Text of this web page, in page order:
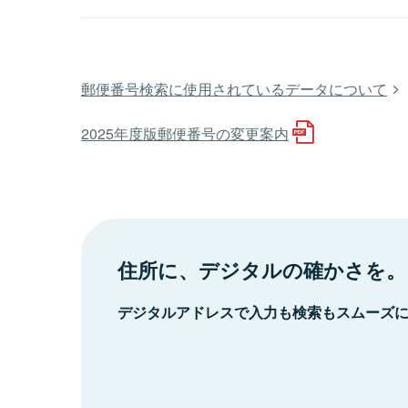
郵便番号検索に使用されているデータについて
2025年度版郵便番号の変更案内
住所に、デジタルの確かさを。
デジタルアドレスで入力も検索もスムーズ